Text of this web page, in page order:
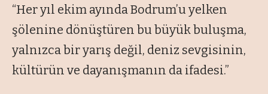
“Her yıl ekim ayında Bodrum’u yelken
şölenine dönüştüren bu büyük buluşma,
yalnızca bir yarış değil, deniz sevgisinin,
kültürün ve dayanışmanın da ifadesi.”